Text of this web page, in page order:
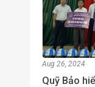
Aug 26, 2024
Quỹ Bảo